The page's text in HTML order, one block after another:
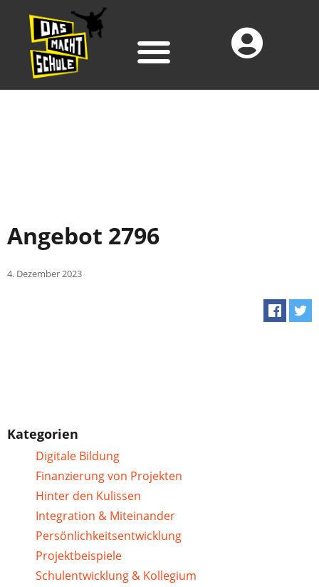
Angebot 2796
4. Dezember 2023
Kategorien
Digitale Bildung
Finanzierung von Projekten
Hinter den Kulissen
Integration & Miteinander
Persönlichkeitsentwicklung
Projektbeispiele
Schulentwicklung & Kollegium